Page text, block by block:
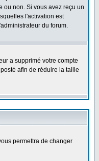
ou non. Si vous avez reçu un
l'activation est
du forum.
a supprimé votre compte
afin de réduire la taille
permettra de changer